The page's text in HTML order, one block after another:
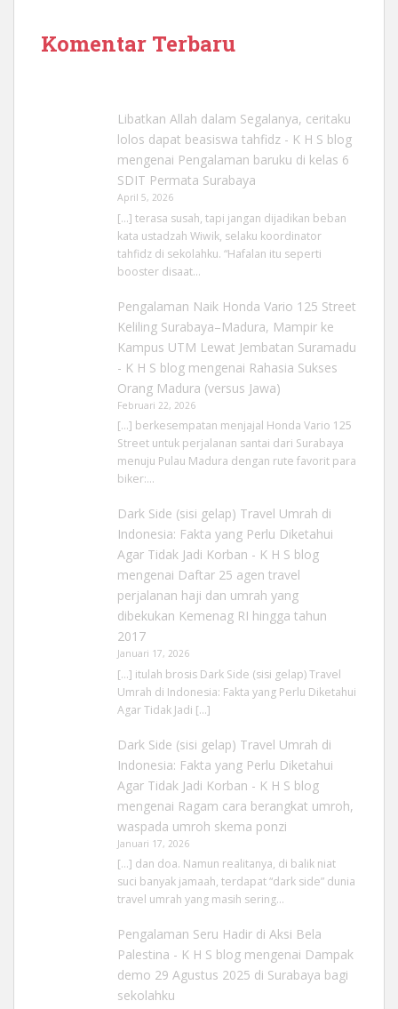
Komentar Terbaru
Libatkan Allah dalam Segalanya, ceritaku
lolos dapat beasiswa tahfidz - K H S blog
mengenai Pengalaman baruku di kelas 6
SDIT Permata Surabaya
April 5, 2026
[…] terasa susah, tapi jangan dijadikan beban
kata ustadzah Wiwik, selaku koordinator
tahfidz di sekolahku. “Hafalan itu seperti
booster disaat…
Pengalaman Naik Honda Vario 125 Street
Keliling Surabaya–Madura, Mampir ke
Kampus UTM Lewat Jembatan Suramadu
- K H S blogmengenai Rahasia Sukses
Orang Madura (versus Jawa)
Februari 22, 2026
[…] berkesempatan menjajal Honda Vario 125
Street untuk perjalanan santai dari Surabaya
menuju Pulau Madura dengan rute favorit para
biker:…
Dark Side (sisi gelap) Travel Umrah di
Indonesia: Fakta yang Perlu Diketahui
Agar Tidak Jadi Korban - K H S blog
mengenai Daftar 25 agen travel
perjalanan haji dan umrah yang
dibekukan Kemenag RI hingga tahun
2017
Januari 17, 2026
[…] itulah brosis Dark Side (sisi gelap) Travel
Umrah di Indonesia: Fakta yang Perlu Diketahui
Agar Tidak Jadi […]
Dark Side (sisi gelap) Travel Umrah di
Indonesia: Fakta yang Perlu Diketahui
Agar Tidak Jadi Korban - K H S blog
mengenai Ragam cara berangkat umroh,
waspada umroh skema ponzi
Januari 17, 2026
[…] dan doa. Namun realitanya, di balik niat
suci banyak jamaah, terdapat “dark side” dunia
travel umrah yang masih sering…
Pengalaman Seru Hadir di Aksi Bela
Palestina - K H S blogmengenai Dampak
demo 29 Agustus 2025 di Surabaya bagi
sekolahku